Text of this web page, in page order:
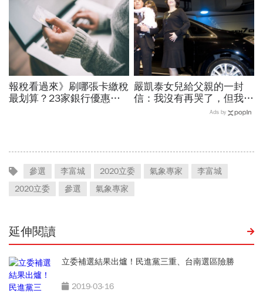
報稅看過來》刷哪張卡繳稅
最划算？23家銀行優惠比
嚴凱泰女兒給父親的一封
信：我沒有再哭了，但我想
Ads by
參選 李富城 2020立委 氣象專家
李富城
2020立委
參選 氣象專家
延伸閱讀
立委補選結果出爐！民進黨三重、台南選區險勝
2019-03-16